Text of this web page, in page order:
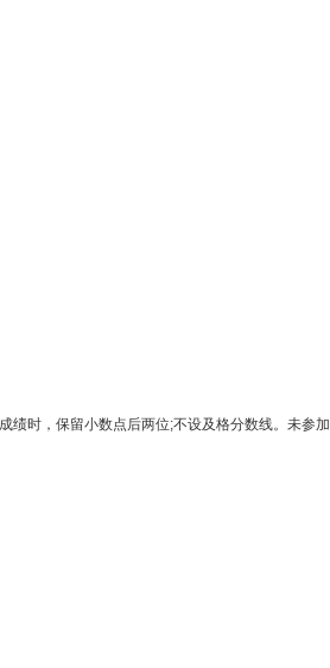
绩时，保留小数点后两位;不设及格分数线。未参加